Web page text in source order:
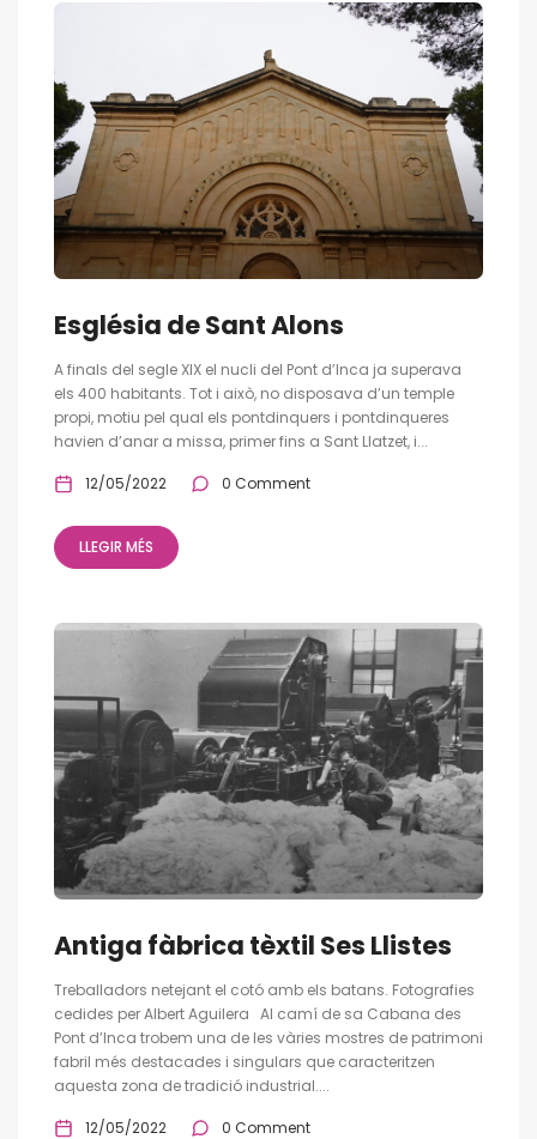
Església de Sant Alons
A finals del segle XIX el nucli del Pont d’Inca ja superava
els 400 habitants. Tot i això, no disposava d’un temple
propi, motiu pel qual els pontdinquers i pontdinqueres
havien d’anar a missa, primer fins a Sant Llatzet, i...
12/05/2022 0 Comment
LLEGIR MÉS
Antiga fàbrica tèxtil Ses Llistes
Treballadors netejant el cotó amb els batans. Fotografies
cedides per Albert Aguilera Al camí de sa Cabana des
Pont d’Inca trobem una de les vàries mostres de patrimoni
fabril més destacades i singulars que caracteritzen
aquesta zona de tradició industrial....
12/05/2022 0 Comment